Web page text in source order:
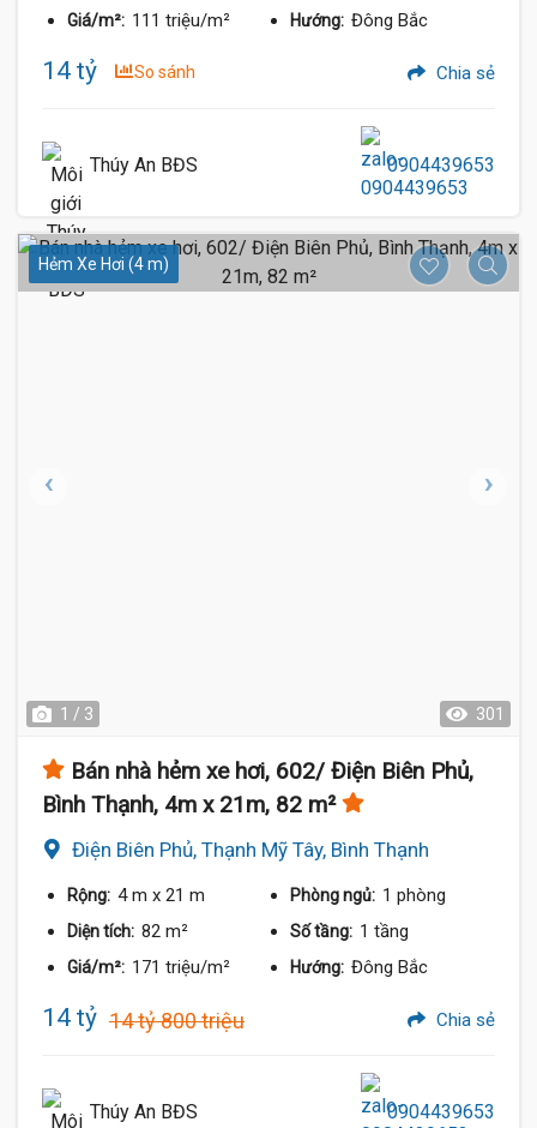
Giá/m²: 111 triệu/m² Hướng: Đông Bắc
14 tỷ So sánh Chia sẻ
Thúy An BĐS 0904439653
Hẻm Xe Hơi (4 m)
1 / 3 301
Bán nhà hẻm xe hơi, 602/ Điện Biên Phủ,
Bình Thạnh, 4m x 21m, 82 m²
Điện Biên Phủ, Thạnh Mỹ Tây, Bình Thạnh
Rộng: 4 m x 21 m Phòng ngủ: 1 phòng
Diện tích: 82 m² Số tầng: 1 tầng
Giá/m²: 171 triệu/m² Hướng: Đông Bắc
14 tỷ 14 tỷ 800 triệu Chia sẻ
Thúy An BĐS 0904439653